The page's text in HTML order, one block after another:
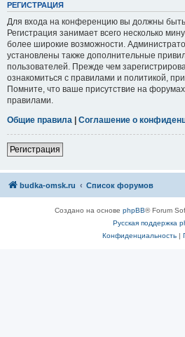
РЕГИСТРАЦИЯ
Для входа на конференцию вы должны быть
Регистрация занимает всего несколько
более широкие возможности.
установлены также дополнительные
пользователей. Прежде чем
ознакомиться с правилами и политикой,
Помните, что ваше присутствие на
правилами.
Общие правила | Соглашение о
Регистрация
budka-omsk.ru Список форумов
Создано на основе phpBB® Forum
Русская поддержка
Конфиденциальность|